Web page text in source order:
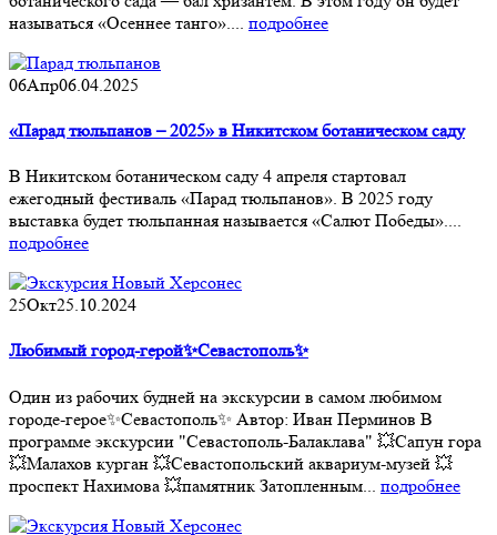
называться «Осеннее танго».... подробнее
06Апр06.04.2025
«Парад тюльпанов – 2025» в Никитском ботаническом саду
В Никитском ботаническом саду 4 апреля стартовал
ежегодный фестиваль «Парад тюльпанов». В 2025 году
выставка будет тюльпанная называется «Салют Победы»....
подробнее
25Окт25.10.2024
Любимый город-герой✨Севастополь✨
Один из рабочих будней на экскурсии в самом любимом
городе-герое✨Севастополь✨ Автор: Иван Перминов В
программе экскурсии "Севастополь-Балаклава" 💥Сапун гора
💥Малахов курган 💥Севастопольский аквариум-музей 💥
проспект Нахимова 💥памятник Затопленным... подробнее